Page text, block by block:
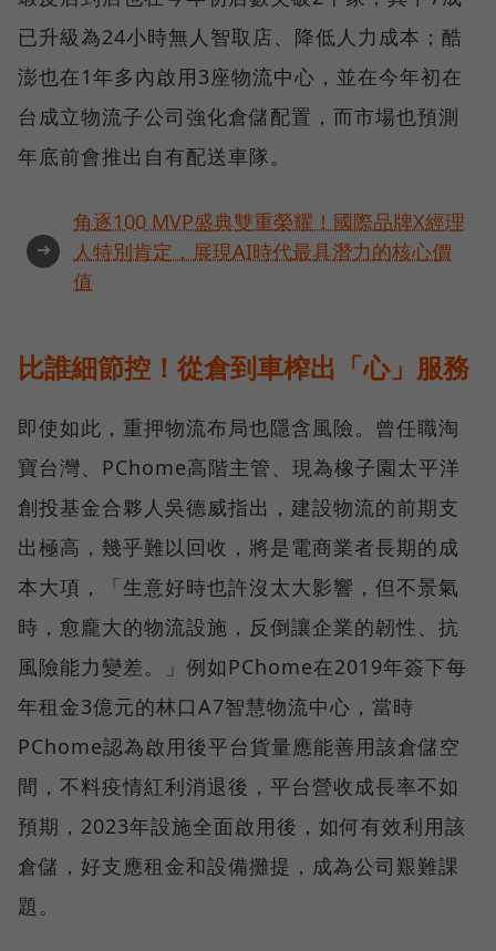
已升級為24小時無人智取店、降低人力成本；酷
澎也在1年多內啟用3座物流中心，並在今年初在
台成立物流子公司強化倉儲配置，而市場也預測
年底前會推出自有配送車隊。
➜
角逐100 MVP盛典雙重榮耀！國際品牌X經理
人特別肯定，展現AI時代最具潛力的核心價
值
比誰細節控！從倉到車榨出「心」服務
即使如此，重押物流布局也隱含風險。曾任職淘
寶台灣、PChome高階主管、現為橡子園太平洋
創投基金合夥人吳德威指出，建設物流的前期支
出極高，幾乎難以回收，將是電商業者長期的成
本大項，「生意好時也許沒太大影響，但不景氣
時，愈龐大的物流設施，反倒讓企業的韌性、抗
風險能力變差。」例如PChome在2019年簽下每
年租金3億元的林口A7智慧物流中心，當時
PChome認為啟用後平台貨量應能善用該倉儲空
間，不料疫情紅利消退後，平台營收成長率不如
預期，2023年設施全面啟用後，如何有效利用該
倉儲，好支應租金和設備攤提，成為公司艱難課
題。